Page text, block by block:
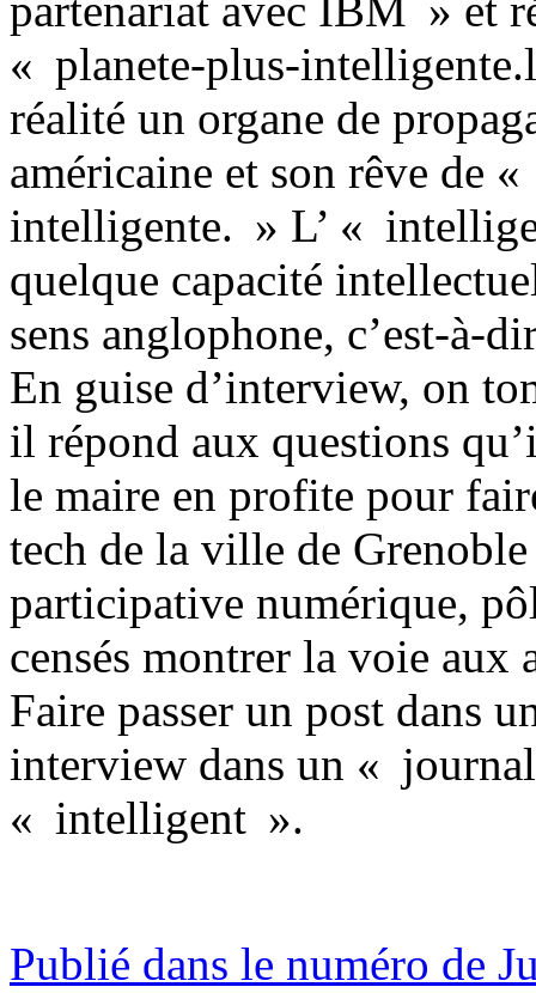
« planete-plus-
réalité un organe de
américaine et son rêve de
intelligente. » L’ «
quelque capacité
sens anglophone, c’est-à-
En guise d’interview, on
il répond aux questions
le maire en profite pour
tech de la ville de
participative numérique,
censés montrer la voie aux
Faire passer un post dans
interview dans un «
« intelligent ».
Publié dans le numéro de